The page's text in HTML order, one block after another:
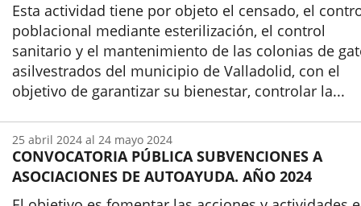
Esta actividad tiene por objeto el censado, el
poblacional mediante esterilización, el control
sanitario y el mantenimiento de las colonias de
asilvestrados del municipio de Valladolid, con el
objetivo de garantizar su bienestar, controlar la...
Inicio
CONVOCATORIA PÚBLICA SUBVENCIONES A
ASOCIACIONES DE AUTOAYUDA. AÑO 2024
25 abril 2024 al 24 mayo 2024